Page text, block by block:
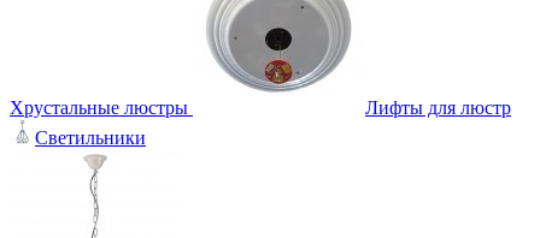
Хрустальные люстры
Лифты для люстр
Светильники